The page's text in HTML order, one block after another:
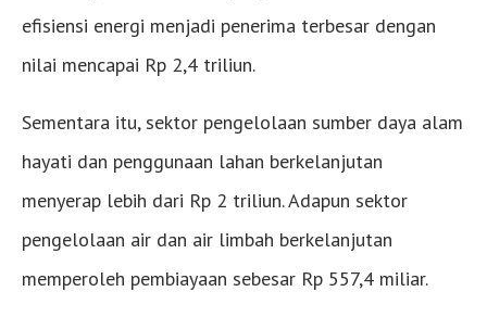
efisiensi energi menjadi penerima terbesar dengan
nilai mencapai Rp 2,4 triliun.
Sementara itu, sektor pengelolaan sumber daya alam
hayati dan penggunaan lahan berkelanjutan
menyerap lebih dari Rp 2 triliun. Adapun sektor
pengelolaan air dan air limbah berkelanjutan
memperoleh pembiayaan sebesar Rp 557,4 miliar.